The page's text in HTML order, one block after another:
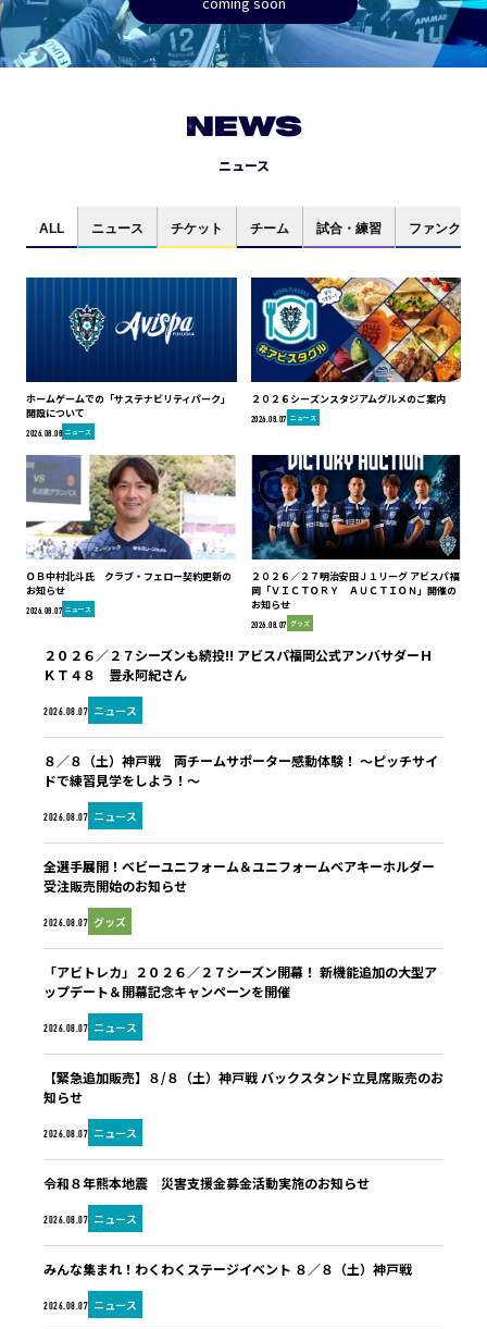
NEWS
ニュース
ALL ニュース チケット チーム 試合・練習 ファンクラブ
ホームゲームでの「サステナビリティパーク」
開設について
2026.08.08 ニュース
２０２６シーズンスタジアムグルメのご案内
2026.08.07 ニュース
ＯＢ中村北斗氏 クラブ・フェロー契約更新の
お知らせ
2026.08.07 ニュース
２０２６／２７明治安田Ｊ１リーグ アビスパ福
岡「ＶＩＣＴＯＲＹ ＡＵＣＴＩＯＮ」開催の
お知らせ
2026.08.07 グッズ
2026.08.07 ニュース
２０２６／２７シーズンも続投!! アビスパ福岡公式アンバサダーＨ
ＫＴ４８ 豊永阿紀さん
2026.08.07 ニュース
８／８（土）神戸戦 両チームサポーター感動体験！ ～ピッチサイ
ドで練習見学をしよう！～
2026.08.07 グッズ
全選手展開！ベビーユニフォーム＆ユニフォームベアキーホルダー
受注販売開始のお知らせ
2026.08.07 ニュース
「アビトレカ」２０２６／２７シーズン開幕！ 新機能追加の大型ア
ップデート＆開幕記念キャンペーンを開催
2026.08.07 ニュース
【緊急追加販売】８/８（土）神戸戦 バックスタンド立見席販売のお
知らせ
2026.08.07 ニュース
令和８年熊本地震 災害支援金募金活動実施のお知らせ
2026.08.07 ニュース
みんな集まれ！わくわくステージイベント ８／８（土）神戸戦